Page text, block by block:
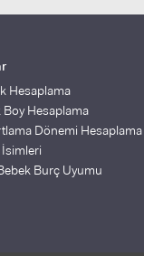
Hesaplama
Hesaplama
Dönemi Hesaplama
Burç Uyumu